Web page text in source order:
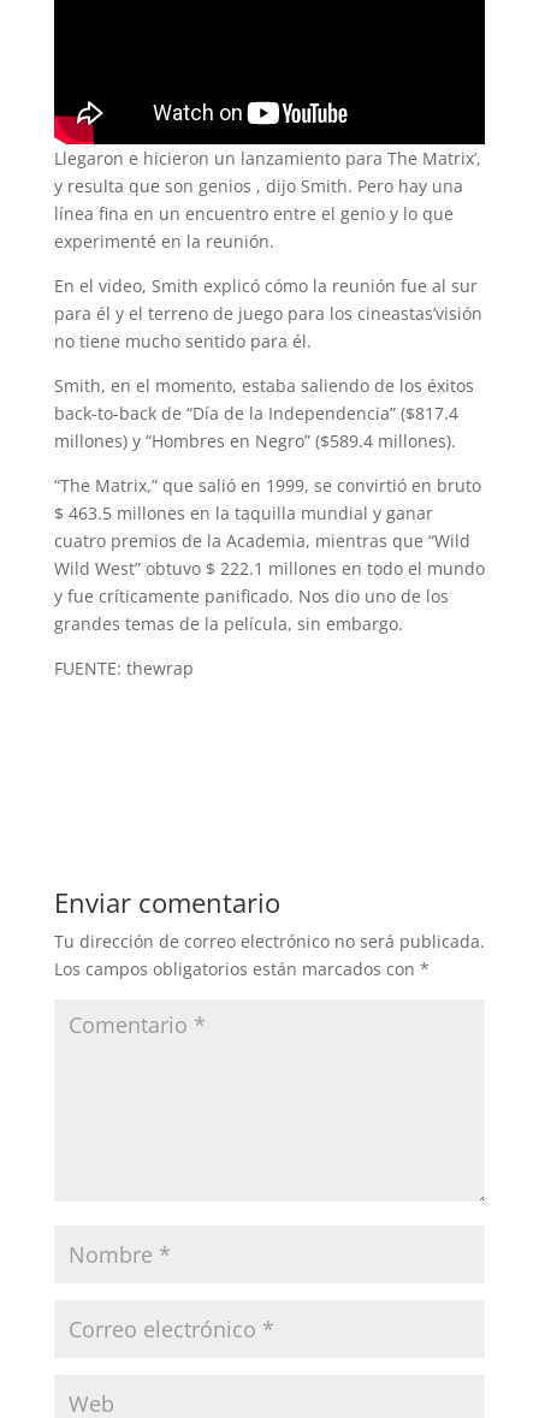
Llegaron e hicieron un lanzamiento para The Matrix’,
y resulta que son genios , dijo Smith. Pero hay una
línea fina en un encuentro entre el genio y lo que
experimenté en la reunión.
En el video, Smith explicó cómo la reunión fue al sur
para él y el terreno de juego para los cineastas’visión
no tiene mucho sentido para él.
Smith, en el momento, estaba saliendo de los éxitos
back-to-back de “Día de la Independencia” ($817.4
millones) y “Hombres en Negro” ($589.4 millones).
“The Matrix,” que salió en 1999, se convirtió en bruto
$ 463.5 millones en la taquilla mundial y ganar
cuatro premios de la Academia, mientras que “Wild
Wild West” obtuvo $ 222.1 millones en todo el mundo
y fue críticamente panificado. Nos dio uno de los
grandes temas de la película, sin embargo.
FUENTE: thewrap
Enviar comentario
Tu dirección de correo electrónico no será publicada.
Los campos obligatorios están marcados con *